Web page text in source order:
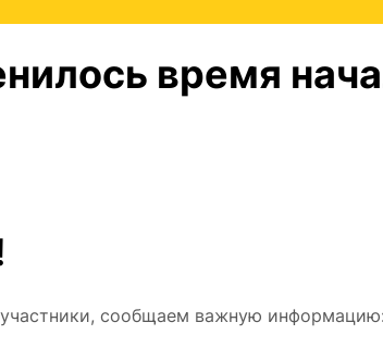
время
сообщаем важную